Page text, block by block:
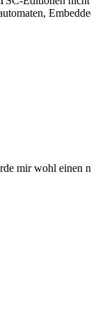
mir wohl einen